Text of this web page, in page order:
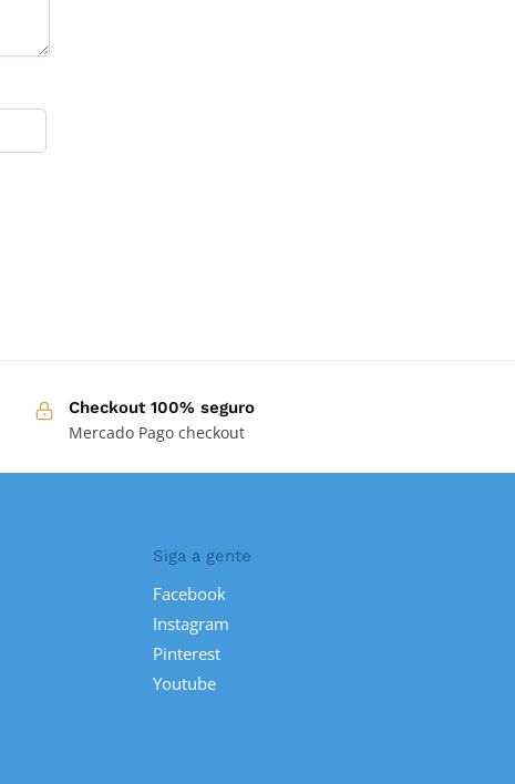
Checkout 100% seguro
Mercado Pago checkout
Siga a gente
Facebook
Instagram
Pinterest
Youtube